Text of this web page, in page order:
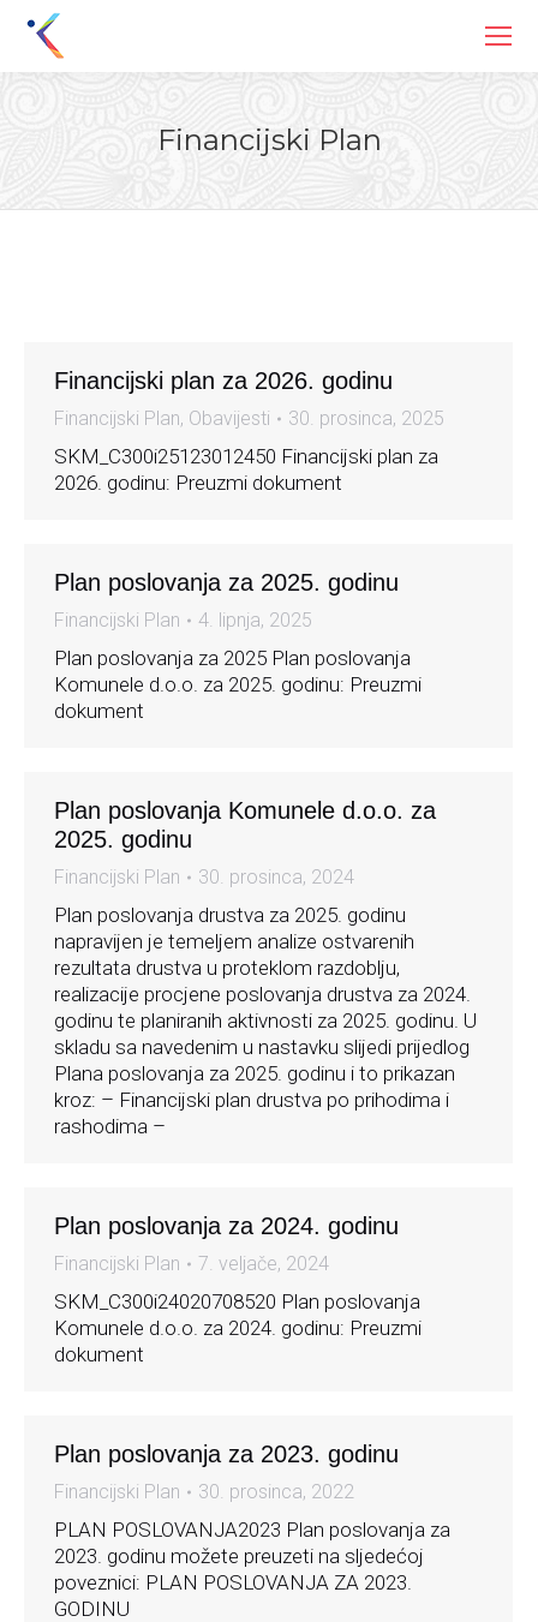
Financijski Plan
Financijski plan za 2026. godinu
Financijski Plan, Obavijesti 30. prosinca, 2025
SKM_C300i25123012450 Financijski plan za
2026. godinu: Preuzmi dokument
Plan poslovanja za 2025. godinu
Financijski Plan 4. lipnja, 2025
Plan poslovanja za 2025 Plan poslovanja
Komunele d.o.o. za 2025. godinu: Preuzmi
dokument
Plan poslovanja Komunele d.o.o. za
2025. godinu
Financijski Plan 30. prosinca, 2024
Plan poslovanja drustva za 2025. godinu
napravijen je temeljem analize ostvarenih
rezultata drustva u proteklom razdoblju,
realizacije procjene poslovanja drustva za 2024.
godinu te planiranih aktivnosti za 2025. godinu. U
skladu sa navedenim u nastavku slijedi prijedlog
Plana poslovanja za 2025. godinu i to prikazan
kroz: – Financijski plan drustva po prihodima i
rashodima –
Plan poslovanja za 2024. godinu
Financijski Plan 7. veljače, 2024
SKM_C300i24020708520 Plan poslovanja
Komunele d.o.o. za 2024. godinu: Preuzmi
dokument
Plan poslovanja za 2023. godinu
Financijski Plan 30. prosinca, 2022
PLAN POSLOVANJA2023 Plan poslovanja za
2023. godinu možete preuzeti na sljedećoj
poveznici: PLAN POSLOVANJA ZA 2023.
GODINU